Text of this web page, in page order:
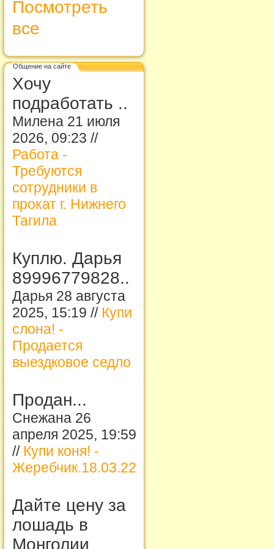
Посмотреть
все
Общение на сайте
Хочу
подработать ..
Милена 21 июля
2026, 09:23 //
Работа -
Требуются
сотрудники в
прокат г. Нижнего
Тагила
Куплю. Дарья
89996779828..
Дарья 28 августа
2025, 15:19 // Купи
слона! -
Продается
выездковое седло
Продан...
Снежана 26
апреля 2025, 19:59
// Купи коня! -
Жеребчик.18.03.22
Дайте цену за
лошадь в
Монголии